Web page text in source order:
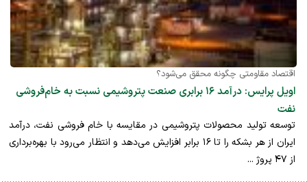
اقتصاد مقاومتی چگونه محقق می‌شود؟
اویل پرایس: درآمد ۱۶ برابری صنعت پتروشیمی نسبت به خام‌فروشی
نفت
توسعه تولید محصولات پتروشیمی در مقایسه با خام فروشی نفت، درآمد
ایران از هر بشکه را تا ۱۶ برابر افزایش می‌دهد و انتظار می‌رود با بهره‌برداری
از ۴۷ پروژ ...